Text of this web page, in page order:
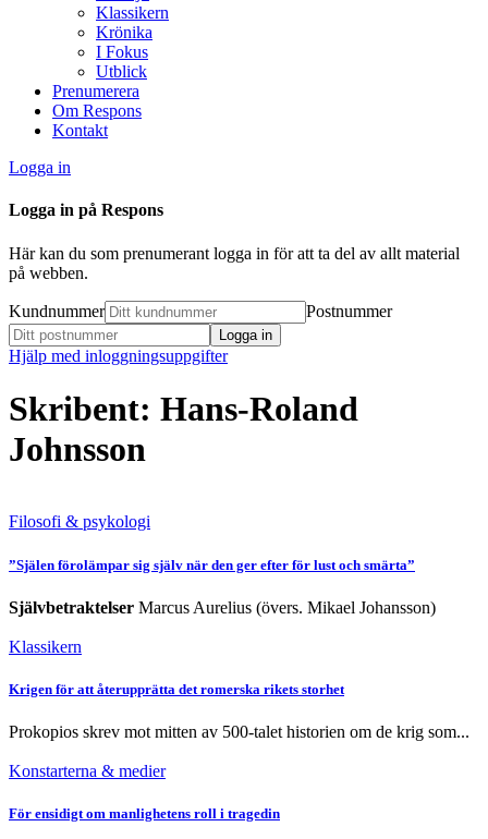
Klassikern
Krönika
I Fokus
Utblick
Prenumerera
Om Respons
Kontakt
Logga in
Logga in på Respons
Här kan du som prenumerant logga in för att ta del av allt material
på webben.
Kundnummer Postnummer
Hjälp med inloggningsuppgifter
Skribent: Hans-Roland
Johnsson
Filosofi & psykologi
”Själen förolämpar sig själv när den ger efter för lust och smärta”
Självbetraktelser Marcus Aurelius (övers. Mikael Johansson)
Klassikern
Krigen för att återupprätta det romerska rikets storhet
Prokopios skrev mot mitten av 500-talet historien om de krig som...
Konstarterna & medier
För ensidigt om manlighetens roll i tragedin